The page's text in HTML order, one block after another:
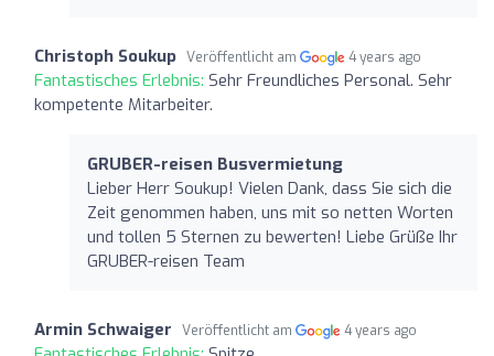
Christoph Soukup Veröffentlicht am 4 years ago
Fantastisches Erlebnis: Sehr Freundliches Personal. Sehr
kompetente Mitarbeiter.
GRUBER-reisen Busvermietung
Lieber Herr Soukup! Vielen Dank, dass Sie sich die
Zeit genommen haben, uns mit so netten Worten
und tollen 5 Sternen zu bewerten! Liebe Grüße Ihr
GRUBER-reisen Team
Armin Schwaiger Veröffentlicht am 4 years ago